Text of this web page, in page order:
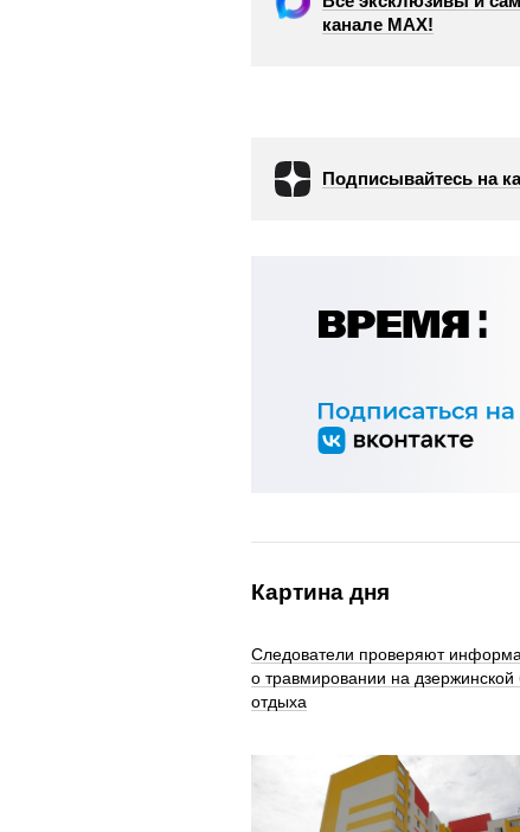
канале МАХ!
Подписывайтесь на
Картина дня
Следователи проверяют
о травмировании на дзержинской
отдыха